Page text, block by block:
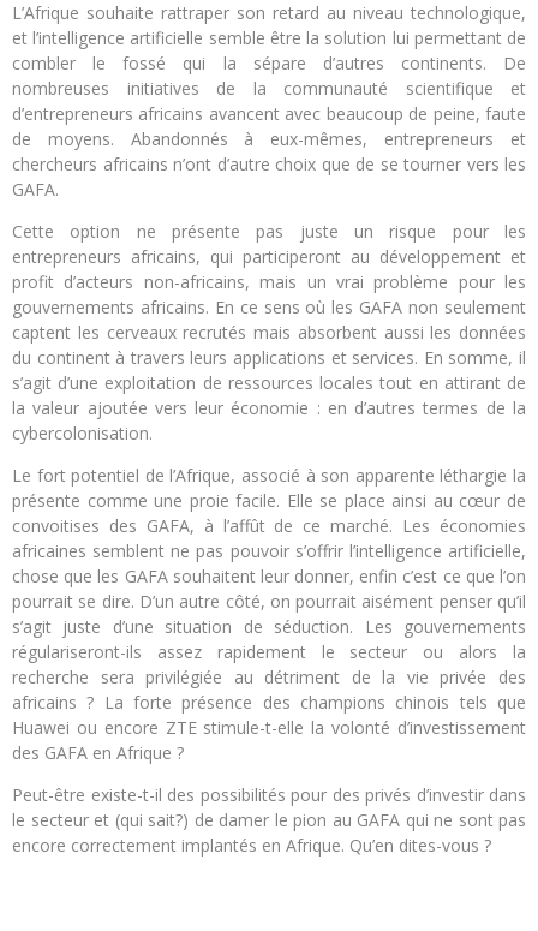
L’Afrique souhaite rattraper son retard au niveau technologique,
et l’intelligence artificielle semble être la solution lui permettant de
combler le fossé qui la sépare d’autres continents. De
nombreuses initiatives de la communauté scientifique et
d’entrepreneurs africains avancent avec beaucoup de peine, faute
de moyens. Abandonnés à eux-mêmes, entrepreneurs et
chercheurs africains n’ont d’autre choix que de se tourner vers les
GAFA.
Cette option ne présente pas juste un risque pour les
entrepreneurs africains, qui participeront au développement et
profit d’acteurs non-africains, mais un vrai problème pour les
gouvernements africains. En ce sens où les GAFA non seulement
captent les cerveaux recrutés mais absorbent aussi les données
du continent à travers leurs applications et services. En somme, il
s’agit d’une exploitation de ressources locales tout en attirant de
la valeur ajoutée vers leur économie : en d’autres termes de la
cybercolonisation.
Le fort potentiel de l’Afrique, associé à son apparente léthargie la
présente comme une proie facile. Elle se place ainsi au cœur de
convoitises des GAFA, à l’affût de ce marché. Les économies
africaines semblent ne pas pouvoir s’offrir l’intelligence artificielle,
chose que les GAFA souhaitent leur donner, enfin c’est ce que l’on
pourrait se dire. D’un autre côté, on pourrait aisément penser qu’il
s’agit juste d’une situation de séduction. Les gouvernements
régulariseront-ils assez rapidement le secteur ou alors la
recherche sera privilégiée au détriment de la vie privée des
africains ? La forte présence des champions chinois tels que
Huawei ou encore ZTE stimule-t-elle la volonté d’investissement
des GAFA en Afrique ?
Peut-être existe-t-il des possibilités pour des privés d’investir dans
le secteur et (qui sait?) de damer le pion au GAFA qui ne sont pas
encore correctement implantés en Afrique. Qu’en dites-vous ?